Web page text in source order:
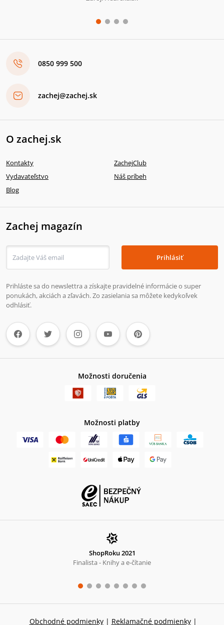
0850 999 500
zachej@zachej.sk
O zachej.sk
Kontakty
ZachejClub
Vydavateľstvo
Náš príbeh
Blog
Zachej magazín
Prihlásiť
Prihláste sa do newslettra a získajte pravidelné informácie o super
ponukách, akciách a zľavách. Zo zasielania sa môžete kedykoľvek
odhlásiť.
Možnosti doručenia
Možnosti platby
ShopRoku 2021
Finalista - Knihy a e-čítanie
Obchodné podmienky | Reklamačné podmienky |